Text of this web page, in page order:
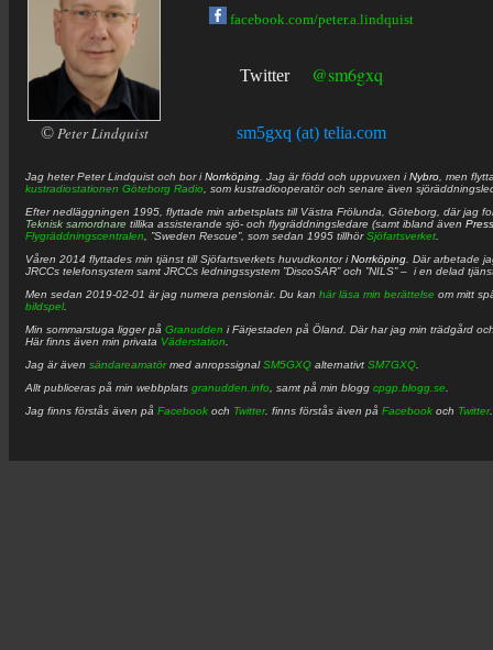
© Peter Lindquist
facebook.com/peter.a.lindquist
Twitter @sm6gxq
sm5gxq (at) telia.com
Jag heterPeter Lindquist och bor iNorrköping . Jag är född och uppvuxen iNybro , men
kustradiostationen Göteborg Radio , som kustradiooperatör och senare även
Efter nedläggningen 1995, flyttade min arbetsplats till Västra Frölunda, Göteborg, där jag
Teknisk samordnare tillika assisterande sjö- och flygräddningsledare (samt ibland även
Flygräddningscentralen , ”Sweden Rescue”, som sedan 1995 tillhörSjöfartsverket
Våren 2014 flyttades min tjänst till Sjöfartsverkets huvudkontor iNorrköping . Där arbetade
JRCCs telefonsystem samt JRCCs ledningssystem ”DiscoSAR” och ”NILS” – i en delad
Men sedan 2019-02-01 är jag numera pensionär. Du kan här läsa min berättelse om mitt
bildspel.
Min sommarstuga ligger på Granudden i Färjestaden på Öland. Där har jag min trädgård
Här finns även min privata Väderstation
Jag är även sändareamatörmed anropssignalSM5GXQ alternativt SM7GXQ
Allt publiceras på min webbplats granudden.info , samt på min blogg cpgp.blogg.se
Jag finns förstås även på Facebook och Twitter. finns förstås även på Facebook och Twitter.